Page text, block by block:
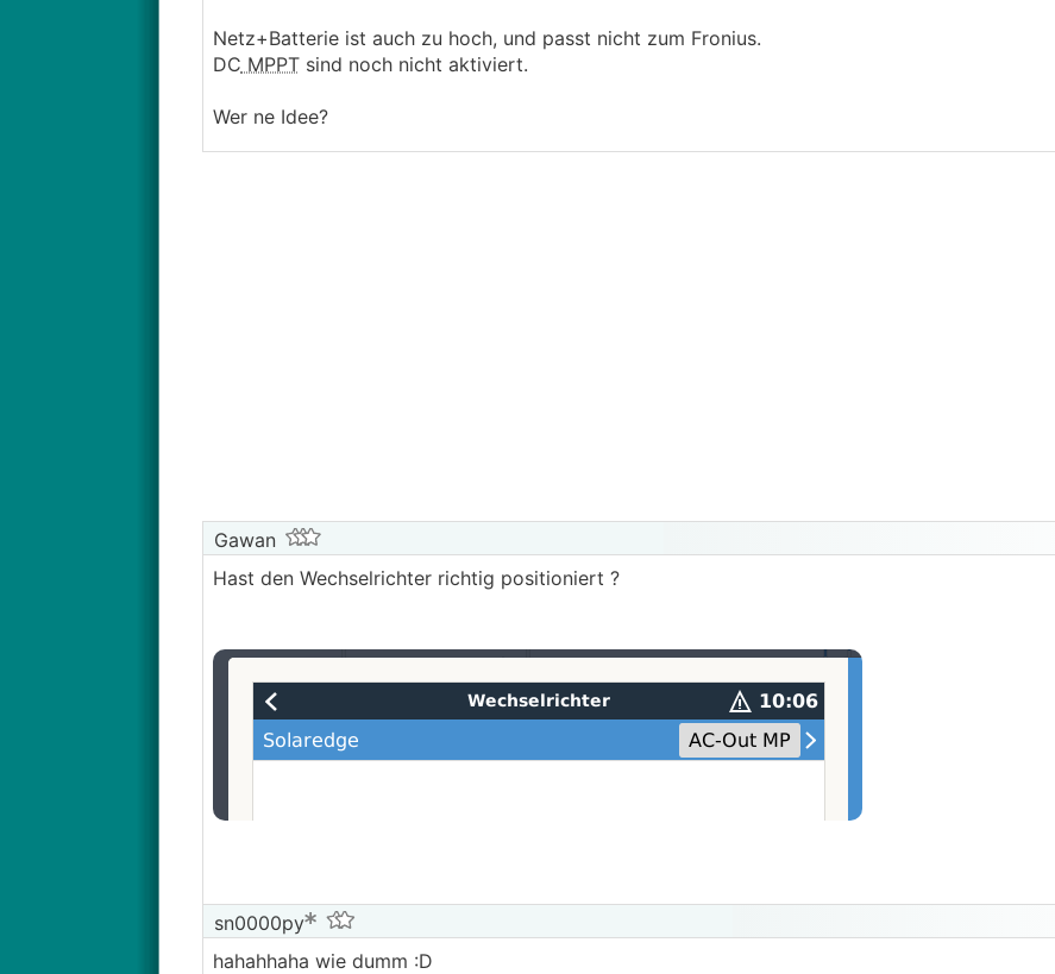
Netz+Batterie ist auch zu hoch, und passt nicht zum Fronius.
DC MPPTsind noch nicht aktiviert.
Wer ne Idee?
Gawan
Hast den Wechselrichter richtig positioniert ?
sn0000py
hahahhaha wie dumm :D